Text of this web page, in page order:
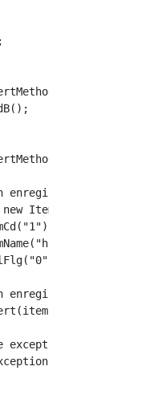
throws
throws
enregistrement prêt
Item();
enregistrement
exception